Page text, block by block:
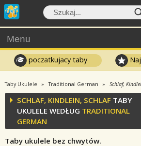
Menu
poczatkujacy taby
Taby Ukulele Traditional German Schlaf,
SCHLAF, KINDLEIN, SCHLAF TABY
UKULELE WEDŁUG TRADITIONAL
GERMAN
Taby ukulele bez chwytów.